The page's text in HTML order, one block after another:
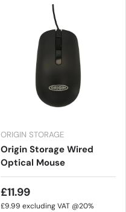
ORIGIN STORAGE
Origin Storage Wired
Optical Mouse
£11.99
£9.99 excluding VAT @20%